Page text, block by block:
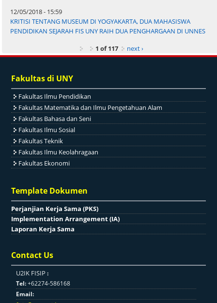
12/05/2018 - 15:59
KRITISI TENTANG MUSEUM DI YOGYAKARTA, DUA MAHASISWA
PENDIDIKAN SEJARAH FIS UNY RAIH DUA PENGHARGAAN DI UNNES
1 of 117
next ›
Fakultas di UNY
Fakultas Ilmu Pendidikan
Fakultas Matematika dan Ilmu Pengetahuan Alam
Fakultas Bahasa dan Seni
Fakultas Ilmu Sosial
Fakultas Teknik
Fakultas Ilmu Keolahragaan
Fakultas Ekonomi
Template Dokumen
Perjanjian Kerja Sama (PKS)
Implementation Arrangement (IA)
Laporan Kerja Sama
Contact Us
U2IK FISIP :
Tel:+62274-586168
Email: